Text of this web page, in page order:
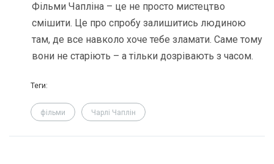
Фільми Чапліна – це не просто мистецтво
смішити. Це про спробу залишитись людиною
там, де все навколо хоче тебе зламати. Саме тому
вони не старіють – а тільки дозрівають з часом.
Теги:
фільми Чарлі Чаплін